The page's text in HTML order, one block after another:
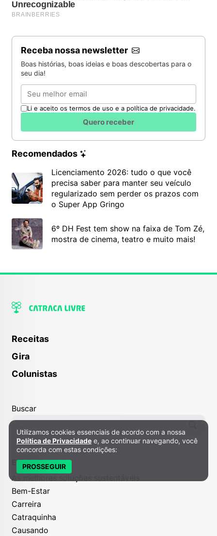
Receba nossa newsletter
Boas histórias, boas ideias e boas descobertas para o
seu dia!
Email
Li e aceito os termos de uso e a política de privacidade.
Quero receber
Recomendados
Licenciamento 2026: tudo o que você
precisa saber para manter seu veículo
regularizado sem perder os prazos com
o Super App Gringo
6º DH Fest tem show na faixa de Tom Zé,
mostra de cinema, teatro e muito mais!
Receitas
Gira
Colunistas
Buscar
Editoriais
Bem-Estar
Carreira
Catraquinha
Causando
Política de Privacidade e Cookies
Utilizamos cookies essenciais de acordo com a nossa
Política de Privacidade e, ao continuar navegando, você
concorda com estas condições:
PROSSEGUIR